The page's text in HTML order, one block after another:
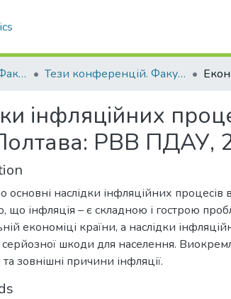
Друковані видання. Факультет обліку та фінансів Тези конференцій. Факультет обліку та фінансів
інфляційних
РВВ ПДАУ,
основні наслідки інфляційних процесів в
що інфляція – є складною і гострою
економіці країни, а наслідки
шкоди для населення.
та зовнішні причини інфляції.